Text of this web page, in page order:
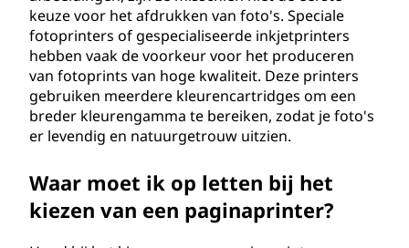
keuze voor het afdrukken van foto's. Speciale
fotoprinters of gespecialiseerde inkjetprinters
hebben vaak de voorkeur voor het produceren
van fotoprints van hoge kwaliteit. Deze printers
gebruiken meerdere kleurencartridges om een
breder kleurengamma te bereiken, zodat je foto's
er levendig en natuurgetrouw uitzien.
Waar moet ik op letten bij het
kiezen van een paginaprinter?